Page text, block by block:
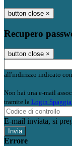
button close ×
Recupero
button close ×
all'indirizzo indicato
Non hai una e-mail
tramite la Login
E-mail inviata, si
Errore